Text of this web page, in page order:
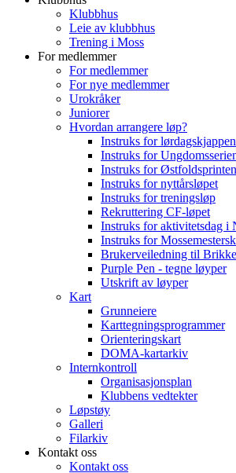
Klubbhus
Leie av klubbhus
Trening i Moss
For medlemmer
For medlemmer
For nye medlemmer
Urokråker
Juniorer
Hvordan arrangere løp?
Instruks for lørdagskjappen
Instruks for
Instruks for Østfoldsprinten
Instruks for nyttårsløpet
Instruks for treningsløp
Rekruttering CF-løpet
Instruks for aktivitetsdag i
Instruks for
Brukerveiledning til
Purple Pen - tegne løyper
Utskrift av løyper
Kart
Grunneiere
Karttegningsprogrammer
Orienteringskart
DOMA-kartarkiv
Internkontroll
Organisasjonsplan
Klubbens vedtekter
Løpstøy
Galleri
Filarkiv
Kontakt oss
Kontakt oss